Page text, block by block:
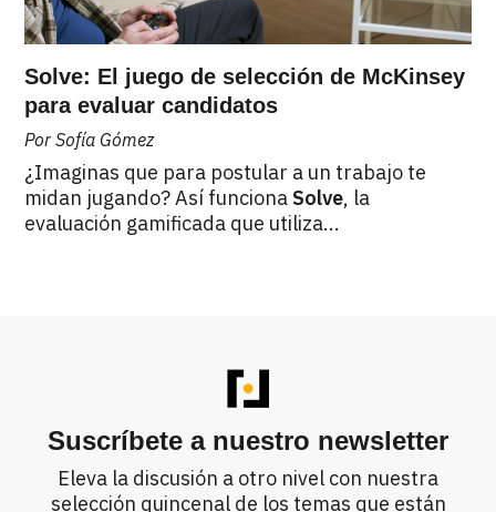
Solve: El juego de selección de McKinsey
para evaluar candidatos
Por Sofía Gómez
¿Imaginas que para postular a un trabajo te
midan jugando? Así funciona Solve, la
evaluación gamificada que utiliza...
Suscríbete a nuestro newsletter
Eleva la discusión a otro nivel con nuestra
selección quincenal de los temas que están